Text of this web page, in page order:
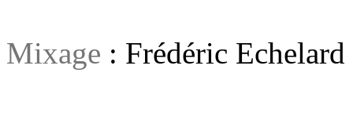
Mixage : Frédéric Echelard